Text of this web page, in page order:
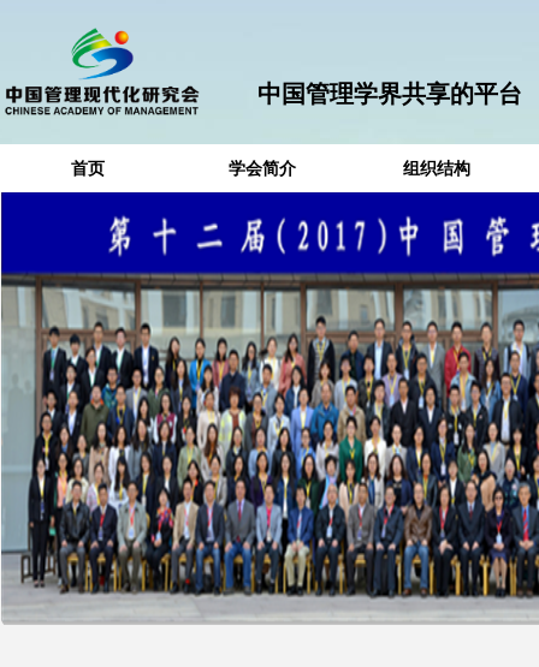
中国管理学界共享的平台
首页 学会简介 组织结构